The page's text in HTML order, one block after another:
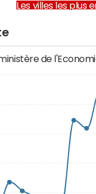
Les villes les plus
de